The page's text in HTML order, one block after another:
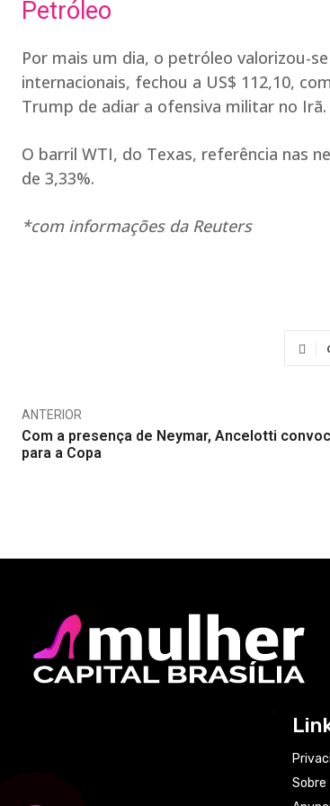
Petróleo
Por mais um dia, o petróleo valorizou-
internacionais, fechou a US$ 112,10,
Trump de adiar a ofensiva militar no Irã.
O barril WTI, do Texas, referência nas
de 3,33%.
*com informações da Reuters
ANTERIOR
Com a presença de Neymar, Ancelotti
para a Copa
Sobre